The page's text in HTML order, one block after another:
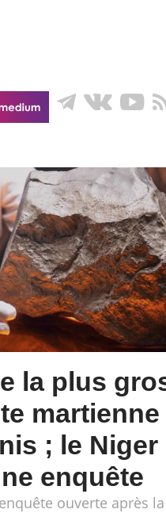
la plus
martienne
; le Niger
enquête
ouverte après